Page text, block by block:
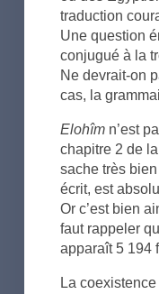
traduction
Une question
conjugué à la
Ne devrait-on
cas, la
Elohîm n’est
chapitre 2 de la
sache très
écrit, est
Or c’est bien
faut rappeler
apparaît 5 194
La